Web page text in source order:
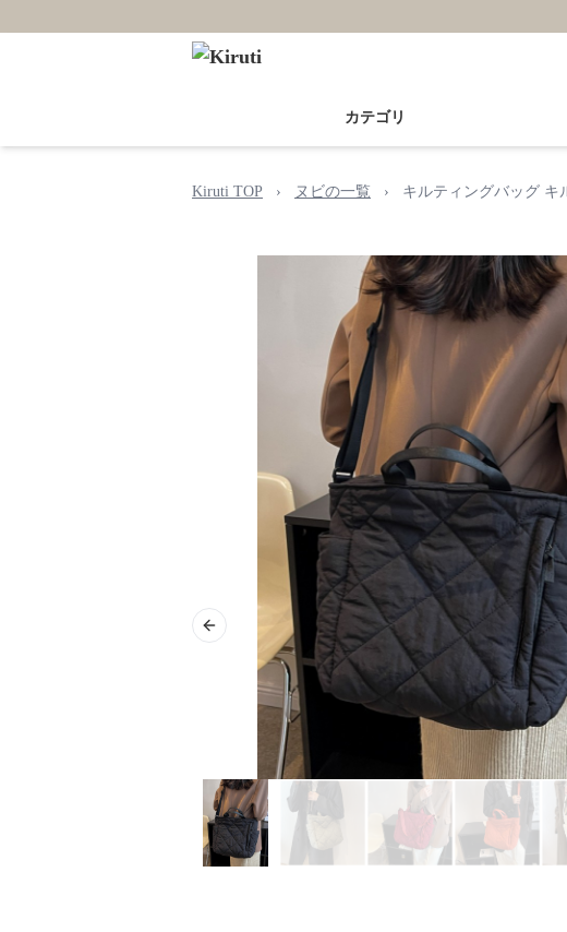
カテゴリ
Kiruti TOP › ヌビの一覧 › キルティングバッグ キ
Previous slide